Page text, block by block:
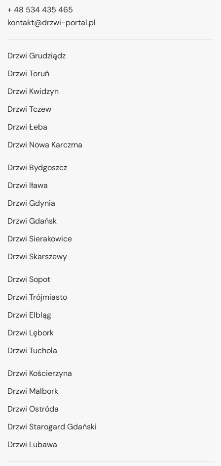
+ 48 534 435 465
kontakt@drzwi-portal.pl
Drzwi Grudziądz
Drzwi Toruń
Drzwi Kwidzyn
Drzwi Tczew
Drzwi Łeba
Drzwi Nowa Karczma
Drzwi Bydgoszcz
Drzwi Iława
Drzwi Gdynia
Drzwi Gdańsk
Drzwi Sierakowice
Drzwi Skarszewy
Drzwi Sopot
Drzwi Trójmiasto
Drzwi Elbląg
Drzwi Lębork
Drzwi Tuchola
Drzwi Kościerzyna
Drzwi Malbork
Drzwi Ostróda
Drzwi Starogard Gdański
Drzwi Lubawa